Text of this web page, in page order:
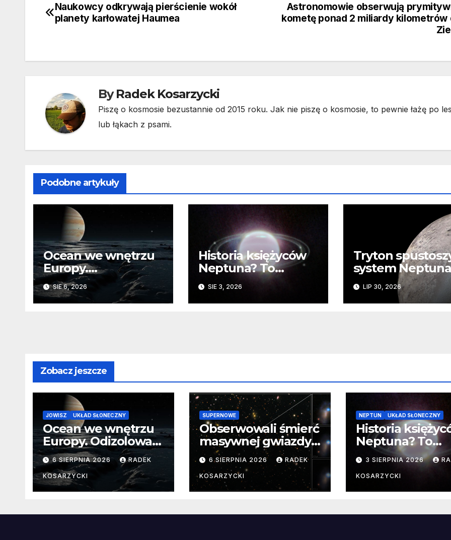
Nawigacja
Astronomowie obserwują
kometę ponad 2 miliardy kilometrów
Naukowcy odkrywają pierścienie wokół
planety karłowatej Haumea
ByRadek Kosarzycki
Piszę o kosmosie bezustannie od 2015 roku. Jak nie piszę o kosmosie, to pewnie łażę po
lub łąkach z psami.
Podobne artykuły
Ocean we wnętrzu
Europy.
Odizolowani przez
lodową barierę
SIE 6, 2026
Historia księżyców
Neptuna? To
skomplikowane
SIE 3, 2026
Tryton
system
JWST odkrywa
ślady
katastrofy i
LIP 30, 2026
Zobacz jeszcze
JOWISZ UKŁAD SŁONECZNY
Ocean we wnętrzu
Europy. Odizolowani
przez lodową
barierę
6 SIERPNIA 2026 RADEK
KOSARZYCKI
SUPERNOWE
Obserwowali śmierć
masywnej gwiazdy
od samego
początku.
Niezwykle cenne
dane
6 SIERPNIA 2026 RADEK
KOSARZYCKI
NEPTUN UKŁAD SŁONECZNY
Historia
Neptuna? To
skomplikowane
3 SIERPNIA 2026
KOSARZYCKI